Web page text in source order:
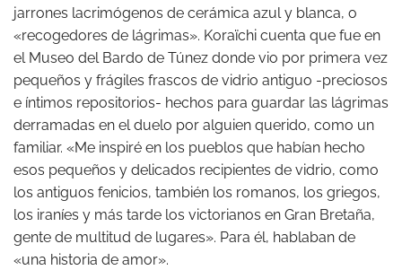
jarrones lacrimógenos de cerámica azul y blanca, o
«recogedores de lágrimas». Koraïchi cuenta que fue en
el Museo del Bardo de Túnez donde vio por primera vez
pequeños y frágiles frascos de vidrio antiguo -preciosos
e íntimos repositorios- hechos para guardar las lágrimas
derramadas en el duelo por alguien querido, como un
familiar. «Me inspiré en los pueblos que habían hecho
esos pequeños y delicados recipientes de vidrio, como
los antiguos fenicios, también los romanos, los griegos,
los iraníes y más tarde los victorianos en Gran Bretaña,
gente de multitud de lugares». Para él, hablaban de
«una historia de amor».